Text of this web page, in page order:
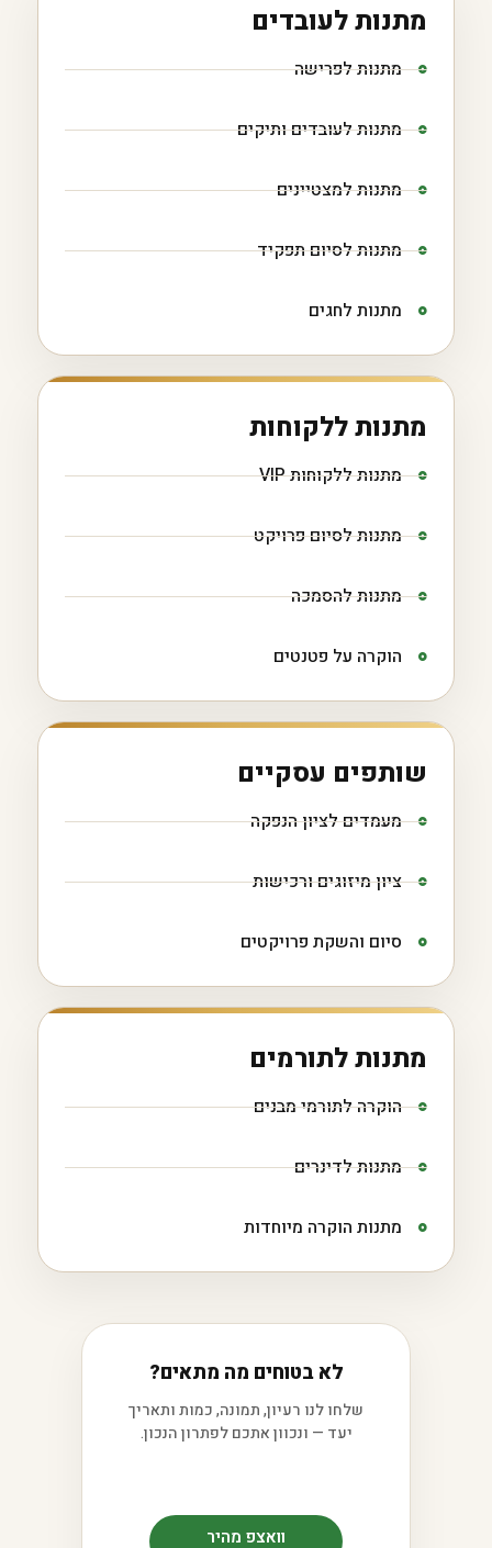
מתנות לעובדים
מתנות לפרישה
מתנות לעובדים ותיקים
מתנות למצטיינים
מתנות לסיום תפקיד
מתנות לחגים
מתנות ללקוחות
מתנות ללקוחות VIP
מתנות לסיום פרויקט
מתנות להסמכה
הוקרה על פטנטים
שותפים עסקיים
מעמדים לציון הנפקה
ציון מיזוגים ורכישות
סיום והשקת פרויקטים
מתנות לתורמים
הוקרה לתורמי מבנים
מתנות לדינרים
מתנות הוקרה מיוחדות
לא בטוחים מה מתאים?
שלחו לנו רעיון, תמונה, כמות ותאריך
יעד — ונכוון אתכם לפתרון הנכון.
וואצפ מהיר